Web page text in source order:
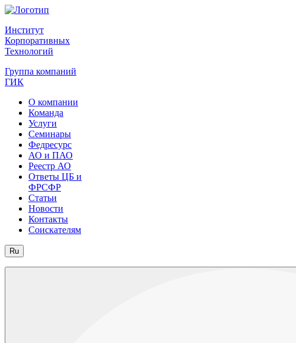
Институт
Корпоративных
Технологий
Группа компаний
ГИК
О компании
Команда
Услуги
Семинары
Федресурс
АО и ПАО
Реестр АО
Ответы ЦБ и
ФРСФР
Статьи
Новости
Контакты
Соискателям
Ru